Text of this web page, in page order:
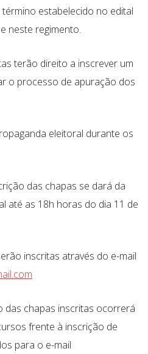
estabelecido no edital
neste regimento.
terão direito a inscrever um
o processo de apuração dos
eleitoral durante os
das chapas se dará da
até as 18h horas do dia 11 de
inscritas através do e-mail
das chapas inscritas ocorrerá
frente à inscrição de
para o e-mail